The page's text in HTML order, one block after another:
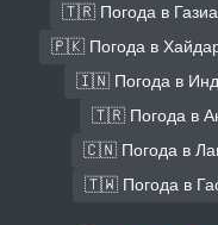
🇹🇷 Погода в
🇵🇰 Погода в
🇮🇳 Погода в
🇹🇷 Погода в
🇨🇳 Погода в
🇹🇼 Погода в